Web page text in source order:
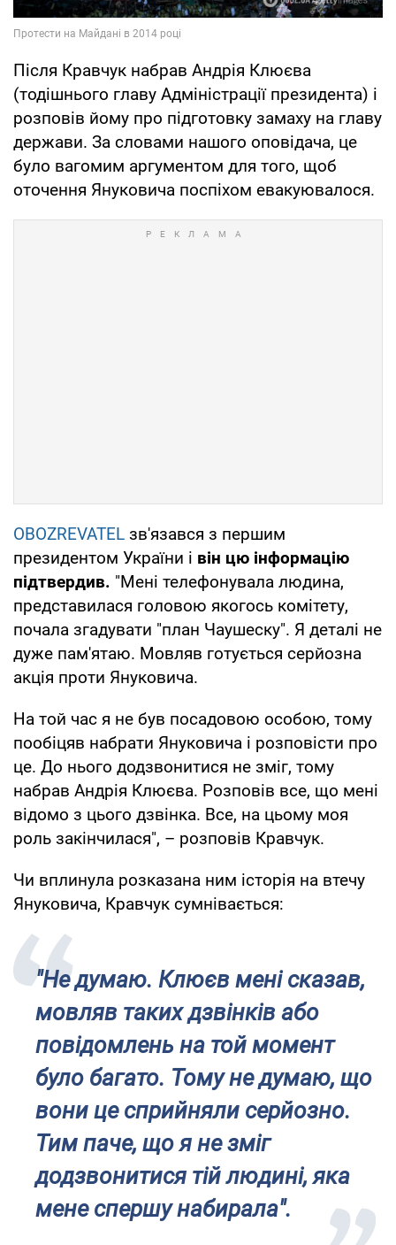
Після Кравчук набрав Андрія Клюєва
(тодішнього главу Адміністрації президента) і
розповів йому про підготовку замаху на главу
держави. За словами нашого оповідача, це
було вагомим аргументом для того, щоб
оточення Януковича поспіхом евакуювалося.
OBOZREVATEL зв'язався з першим
президентом України і він цю інформацію
підтвердив. "Мені телефонувала людина,
представилася головою якогось комітету,
почала згадувати "план Чаушеску". Я деталі не
дуже пам'ятаю. Мовляв готується серйозна
акція проти Януковича.
На той час я не був посадовою особою, тому
пообіцяв набрати Януковича і розповісти про
це. До нього додзвонитися не зміг, тому
набрав Андрія Клюєва. Розповів все, що мені
відомо з цього дзвінка. Все, на цьому моя
роль закінчилася", – розповів Кравчук.
Чи вплинула розказана ним історія на втечу
Януковича, Кравчук сумнівається:
"Не думаю. Клюєв мені сказав,
мовляв таких дзвінків або
повідомлень на той момент
було багато. Тому не думаю, що
вони це сприйняли серйозно.
Тим паче, що я не зміг
додзвонитися тій людині, яка
мене спершу набирала".